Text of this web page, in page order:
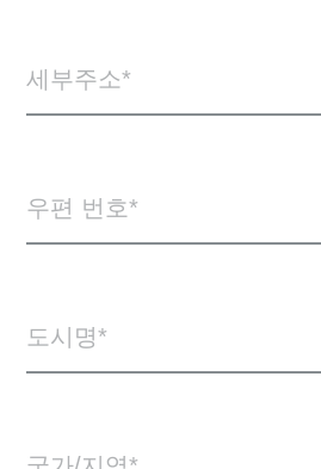
세부주소
우편 번호
도시명